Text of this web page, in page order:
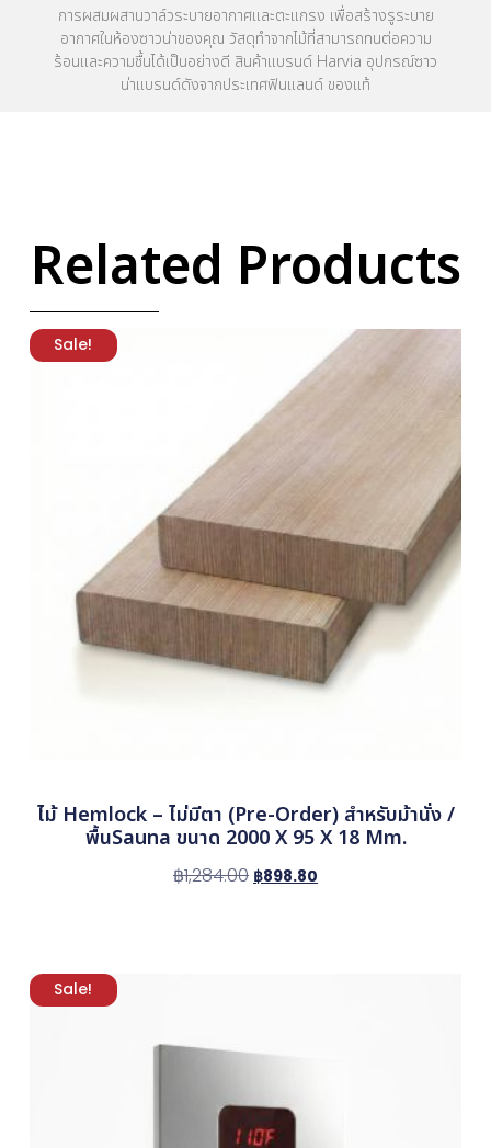
การผสมผสานวาล์วระบายอากาศและตะแกรง เพื่อสร้างรูระบาย
อากาศในห้องซาวน่าของคุณ วัสดุทำจากไม้ที่สามารถทนต่อความ
ร้อนและความชื้นได้เป็นอย่างดี สินค้าแบรนด์ Harvia อุปกรณ์ซาว
น่าแบรนด์ดังจากประเทศฟินแลนด์ ของแท้
Related Products
Sale!
ไม้ Hemlock – ไม่มีตา (Pre-Order) สำหรับม้านั่ง /
พื้นSauna ขนาด 2000 X 95 X 18 Mm.
฿1,284.00 ฿898.80
Sale!